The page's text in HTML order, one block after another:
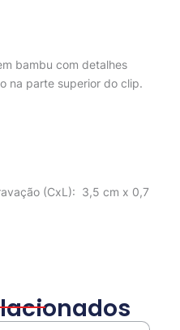
bambu com detalhes
na parte superior do clip.
(CxL): 3,5 cm x 0,7